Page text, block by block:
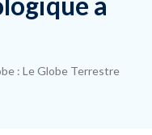
: Le Globe Terrestre